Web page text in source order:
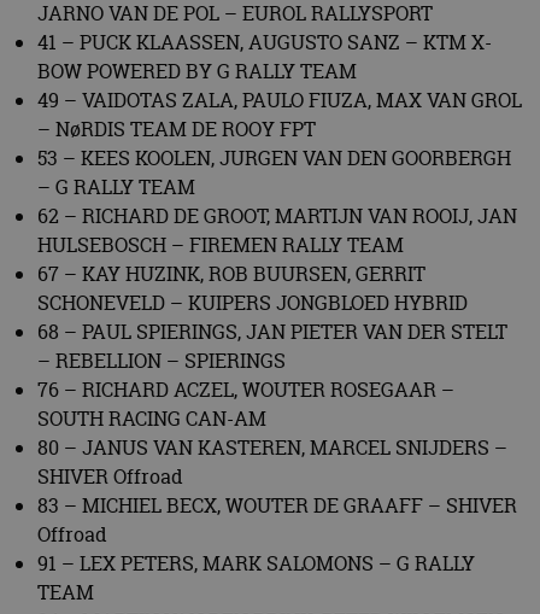
JARNO VAN DE POL – EUROL RALLYSPORT
41 – PUCK KLAASSEN, AUGUSTO SANZ – KTM X-
BOW POWERED BY G RALLY TEAM
49 – VAIDOTAS ZALA, PAULO FIUZA, MAX VAN GROL
– NøRDIS TEAM DE ROOY FPT
53 – KEES KOOLEN, JURGEN VAN DEN GOORBERGH
– G RALLY TEAM
62 – RICHARD DE GROOT, MARTIJN VAN ROOIJ, JAN
HULSEBOSCH – FIREMEN RALLY TEAM
67 – KAY HUZINK, ROB BUURSEN, GERRIT
SCHONEVELD – KUIPERS JONGBLOED HYBRID
68 – PAUL SPIERINGS, JAN PIETER VAN DER STELT
– REBELLION – SPIERINGS
76 – RICHARD ACZEL, WOUTER ROSEGAAR –
SOUTH RACING CAN-AM
80 – JANUS VAN KASTEREN, MARCEL SNIJDERS –
SHIVER Offroad
83 – MICHIEL BECX, WOUTER DE GRAAFF – SHIVER
Offroad
91 – LEX PETERS, MARK SALOMONS – G RALLY
TEAM